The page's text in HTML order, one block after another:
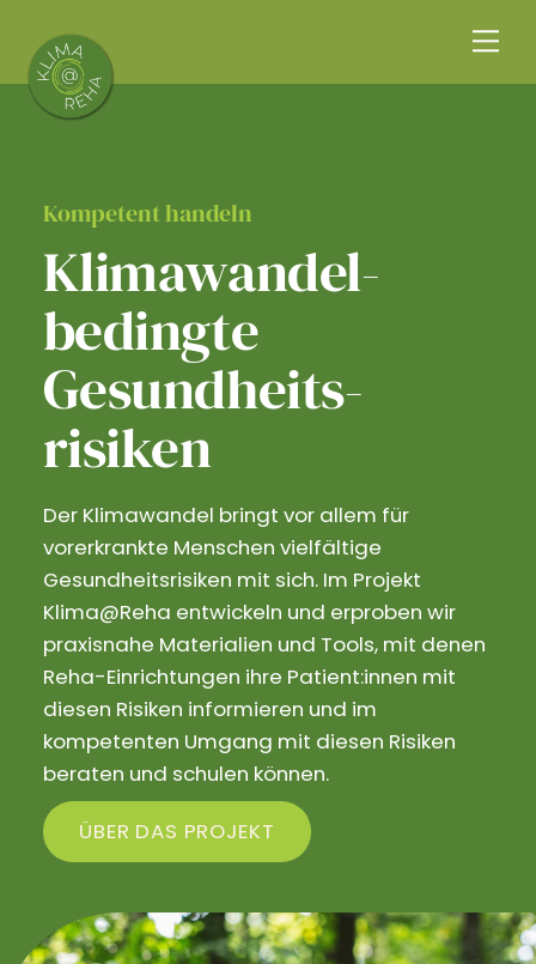
content
Kompetent handeln
Klimawandel­
bedingte
Gesundheits­
risiken
Der Klimawandel bringt vor allem für
vorerkrankte Menschen vielfältige
Gesundheitsrisiken mit sich. Im Projekt
Klima@Reha entwickeln und erproben wir
praxisnahe Materialien und Tools, mit denen
Reha-Einrichtungen ihre Patient:innen mit
diesen Risiken informieren und im
kompetenten Umgang mit diesen Risiken
beraten und schulen können.
ÜBER DAS PROJEKT